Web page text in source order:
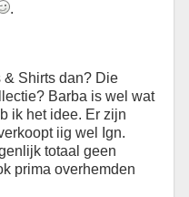
.
& Shirts dan? Die
Barba is wel wat
ik het idee. Er zijn
iig wel Ign.
totaal geen
prima overhemden